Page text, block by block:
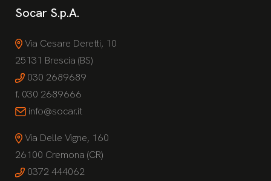
Socar S.p.A.
Via Cesare Deretti, 10
25131 Brescia (BS)
030 2689689
f. 030 2689666
info@socar.it
Via Delle Vigne, 160
26100 Cremona (CR)
0372 444062